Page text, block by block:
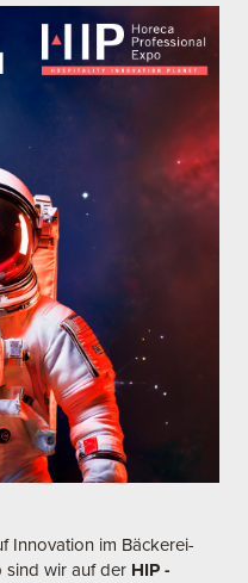
Innovation im Bäckerei-
sind wir auf der HIP -